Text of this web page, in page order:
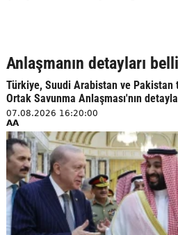
Anlaşmanın detayları
Türkiye, Suudi Arabistan ve Pakistan
Ortak Savunma Anlaşması'nın
07.08.2026 16:20:00
AA